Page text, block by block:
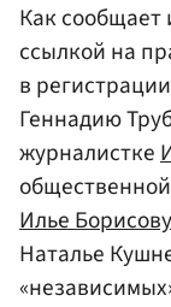
Как сообщает
ссылкой на
в
Геннадию
журналистке
Илье Борисову
Наталье